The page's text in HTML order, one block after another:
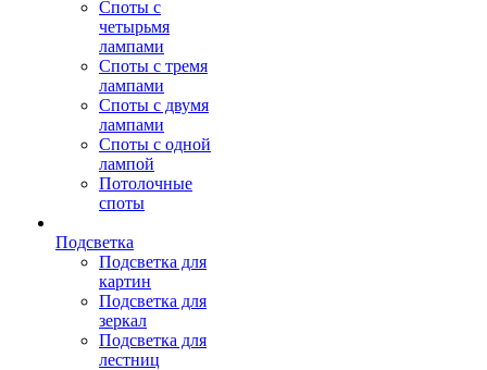
Споты с
четырьмя
лампами
Споты с тремя
лампами
Споты с двумя
лампами
Споты с одной
лампой
Потолочные
споты
Подсветка
Подсветка для
картин
Подсветка для
зеркал
Подсветка для
лестниц